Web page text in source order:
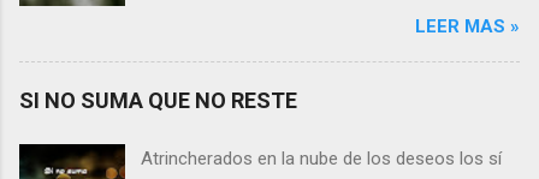
razones pierden el sentido, y las respuestas se
alejan tan distantes que no alcanzamos a
nuestras lágrimas?, quizás quien esté
LEER MAS »
SI NO SUMA QUE NO RESTE
Atrincherados en la nube de los deseos los sí